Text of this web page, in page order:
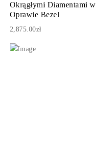
Okrągłymi Diamentami w
Oprawie Bezel
2,875.00zł